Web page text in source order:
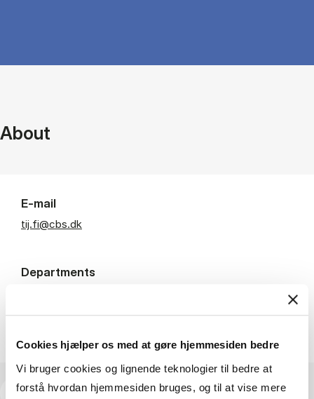
Cookies hjælper os med at gøre hjemmesiden bedre
Vi bruger cookies og lignende teknologier til bedre at
forstå hvordan hjemmesiden bruges, og til at vise mere
About
E-mail
tij.fi@cbs.dk
Departments
View research profile and publications